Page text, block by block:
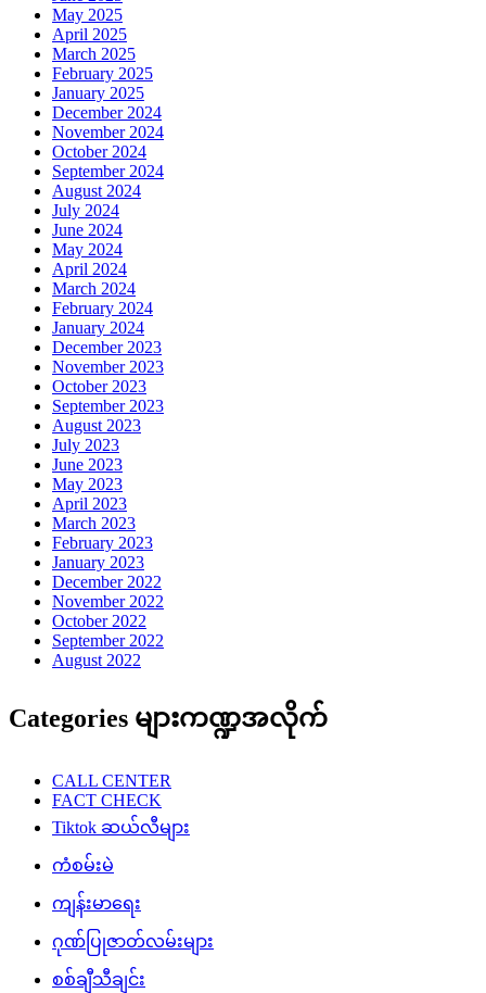
May 2025
April 2025
March 2025
February 2025
January 2025
December 2024
November 2024
October 2024
September 2024
August 2024
July 2024
June 2024
May 2024
April 2024
March 2024
February 2024
January 2024
December 2023
November 2023
October 2023
September 2023
August 2023
July 2023
June 2023
May 2023
April 2023
March 2023
February 2023
January 2023
December 2022
November 2022
October 2022
September 2022
August 2022
Categories များကဏ္ဍအလိုက်
CALL CENTER
FACT CHECK
Tiktok ဆယ်လီများ
ကံစမ်းမဲ
ကျန်းမာရေး
ဂုဏ်ပြုဇာတ်လမ်းများ
စစ်ချီသီချင်း